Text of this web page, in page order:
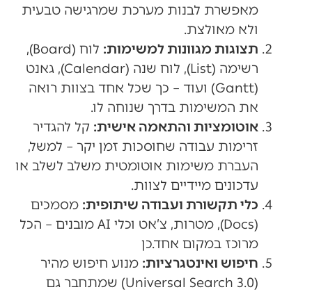
מאפשרת לבנות מערכת שמרגישה טבעית
ולא מאולצת.
תצוגות מגוונות למשימות:
לוח (Board),
רשימה (List), לוח שנה (Calendar), גאנט
(Gantt) ועוד – כך שכל אחד בצוות רואה
את המשימות בדרך שנוחה לו.
אוטומציות והתאמה אישית: קל להגדיר
זרימות עבודה שחוסכות זמן יקר – למשל,
העברת משימות אוטומטית משלב לשלב או
עדכונים מיידיים לצוות.
כלי תקשורת ועבודה שיתופית: מסמכים
(Docs), מטרות, צ’אט וכלי AI מובנים – הכל
מרוכז במקום אחד.כן
חיפוש ואינטגרציות: מנוע חיפוש מהיר
(Universal Search 3.0) שמתחבר גם